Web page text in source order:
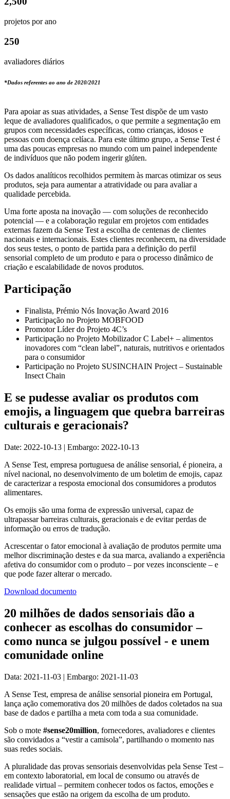
projetos por ano
250
avaliadores diários
*Dados referentes ao ano de 2020/2021
Para apoiar as suas atividades, a Sense Test dispõe de um vasto
leque de avaliadores qualificados, o que permite a segmentação em
grupos com necessidades específicas, como crianças, idosos e
pessoas com doença celíaca. Para este último grupo, a Sense Test é
uma das poucas empresas no mundo com um painel independente
de indivíduos que não podem ingerir glúten.
Os dados analíticos recolhidos permitem às marcas otimizar os seus
produtos, seja para aumentar a atratividade ou para avaliar a
qualidade percebida.
Uma forte aposta na inovação — com soluções de reconhecido
potencial — e a colaboração regular em projetos com entidades
externas fazem da Sense Test a escolha de centenas de clientes
nacionais e internacionais. Estes clientes reconhecem, na diversidade
dos seus testes, o ponto de partida para a definição do perfil
sensorial completo de um produto e para o processo dinâmico de
criação e escalabilidade de novos produtos.
Participação
Finalista, Prémio Nós Inovação Award 2016
Participação no Projeto MOBFOOD
Promotor Líder do Projeto 4C’s
Participação no Projeto Mobilizador C Label+ – alimentos
inovadores com “clean label”, naturais, nutritivos e orientados
para o consumidor
Participação no Projeto SUSINCHAIN Project – Sustainable
Insect Chain
E se pudesse avaliar os produtos com
emojis, a linguagem que quebra barreiras
culturais e geracionais?
Date: 2022-10-13 | Embargo: 2022-10-13
A Sense Test, empresa portuguesa de análise sensorial, é pioneira, a
nível nacional, no desenvolvimento de um boletim de emojis, capaz
de caracterizar a resposta emocional dos consumidores a produtos
alimentares.
Os emojis são uma forma de expressão universal, capaz de
ultrapassar barreiras culturais, geracionais e de evitar perdas de
informação ou erros de tradução.
Acrescentar o fator emocional à avaliação de produtos permite uma
melhor discriminação destes e da sua marca, avaliando a experiência
afetiva do consumidor com o produto – por vezes inconsciente – e
que pode fazer alterar o mercado.
Download documento
20 milhões de dados sensoriais dão a
conhecer as escolhas do consumidor –
como nunca se julgou possível - e unem
comunidade online
Data: 2021-11-03 | Embargo: 2021-11-03
A Sense Test, empresa de análise sensorial pioneira em Portugal,
lança ação comemorativa dos 20 milhões de dados coletados na sua
base de dados e partilha a meta com toda a sua comunidade.
Sob o mote #sense20million, fornecedores, avaliadores e clientes
são convidados a “vestir a camisola”, partilhando o momento nas
suas redes sociais.
A pluralidade das provas sensoriais desenvolvidas pela Sense Test –
em contexto laboratorial, em local de consumo ou através de
realidade virtual – permitem conhecer todos os factos, emoções e
sensações que estão na origem da escolha de um produto.